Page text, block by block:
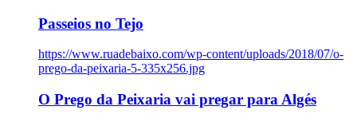
Passeios no Tejo
https://www.ruadebaixo.com/wp-content/uploads/2018/07/o-
prego-da-peixaria-5-335x256.jpg
O Prego da Peixaria vai pregar para Algés